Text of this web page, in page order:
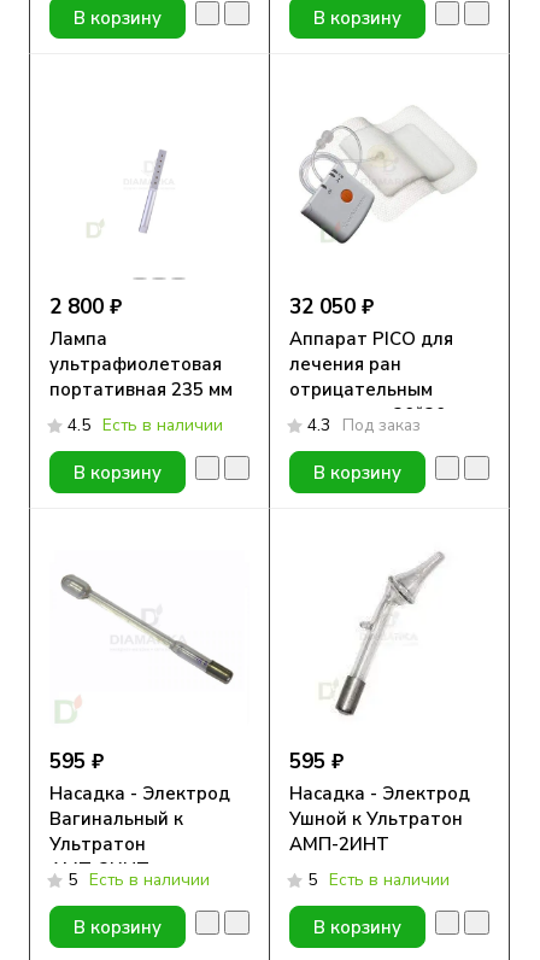
В корзину В корзину
2 800 ₽
Лампа
ультрафиолетовая
портативная 235 мм
4.5 Есть в наличии
В корзину
32 050 ₽
Аппарат PICO для
лечения ран
отрицательным
давлением 20*20 см
4.3 Под заказ
В корзину
595 ₽
Насадка - Электрод
Вагинальный к
Ультратон
АМП-2ИНТ
5 Есть в наличии
В корзину
595 ₽
Насадка - Электрод
Ушной к Ультратон
АМП-2ИНТ
5 Есть в наличии
В корзину